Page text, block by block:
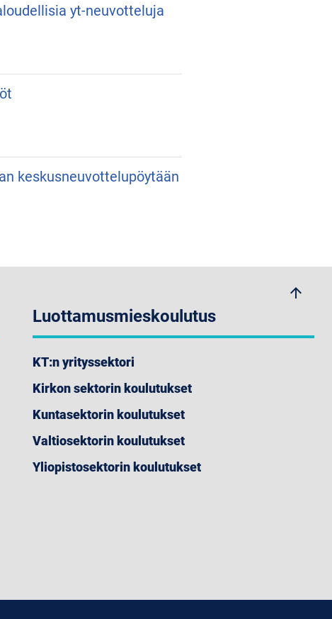
yt-neuvotteluja
keskusneuvottelupöytään
arrow_upwards
Luottamusmieskoulutus
KT:n yrityssektori
Kirkon sektorin koulutukset
Kuntasektorin koulutukset
Valtiosektorin koulutukset
Yliopistosektorin koulutukset